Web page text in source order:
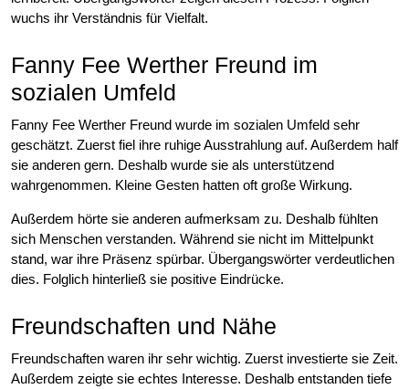
wuchs ihr Verständnis für Vielfalt.
Fanny Fee Werther Freund im
sozialen Umfeld
Fanny Fee Werther Freund wurde im sozialen Umfeld sehr
geschätzt. Zuerst fiel ihre ruhige Ausstrahlung auf. Außerdem half
sie anderen gern. Deshalb wurde sie als unterstützend
wahrgenommen. Kleine Gesten hatten oft große Wirkung.
Außerdem hörte sie anderen aufmerksam zu. Deshalb fühlten
sich Menschen verstanden. Während sie nicht im Mittelpunkt
stand, war ihre Präsenz spürbar. Übergangswörter verdeutlichen
dies. Folglich hinterließ sie positive Eindrücke.
Freundschaften und Nähe
Freundschaften waren ihr sehr wichtig. Zuerst investierte sie Zeit.
Außerdem zeigte sie echtes Interesse. Deshalb entstanden tiefe